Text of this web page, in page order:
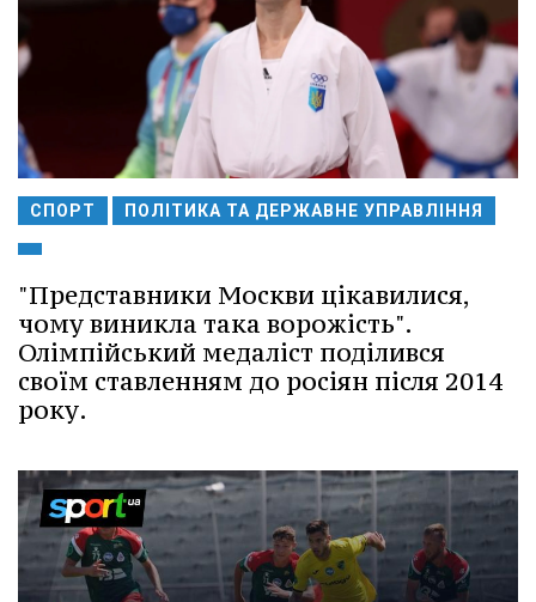
СПОРТ ПОЛІТИКА ТА ДЕРЖАВНЕ УПРАВЛІННЯ
"Представники Москви цікавилися,
чому виникла така ворожість".
Олімпійський медаліст поділився
своїм ставленням до росіян після 2014
року.